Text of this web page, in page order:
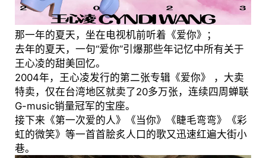
那一年的夏天，坐在电视机前听着《爱你》；
去年的夏天，一句“爱你”引爆那些年记忆中所有关于
王心凌的甜美回忆。
2004年，王心凌发行的第二张专辑《爱你》 ，大卖
特卖，仅在台湾地区就卖了20多万张，连续四周蝉联
G-music销量冠军的宝座。
接下来《第一次爱的人》《当你》《睫毛弯弯》《彩
虹的微笑》等一首首脍炙人口的歌又迅速红遍大街小
巷。